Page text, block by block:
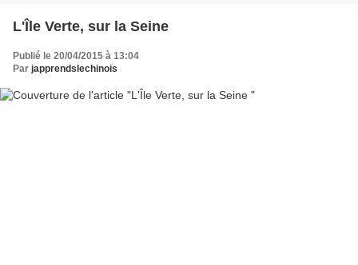
L'Île Verte, sur la Seine
Publié le 20/04/2015 à 13:04
Par japprendslechinois